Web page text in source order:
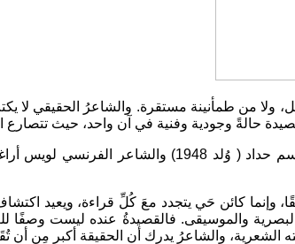
من طمأنينة مستقرة. والشاعرُ الحقيقي لا
حالةً وجودية وفنية في آن واحد، حيث تتصارع
كائن حَي يتجدد معَ كُلِّ قراءة، ويعيد
والموسيقى. فالقصيدةُ عنده ليست وصفًا
والشاعرُ يدرك أن الحقيقة أكبر مِن أن